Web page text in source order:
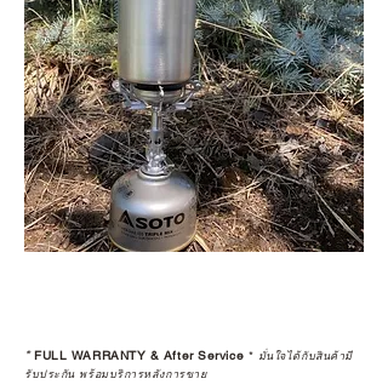
*FULL WARRANTY & After Service * มั่นใจได้กับสินค้ามี
รับประกัน พร้อมบริการหลังการขาย